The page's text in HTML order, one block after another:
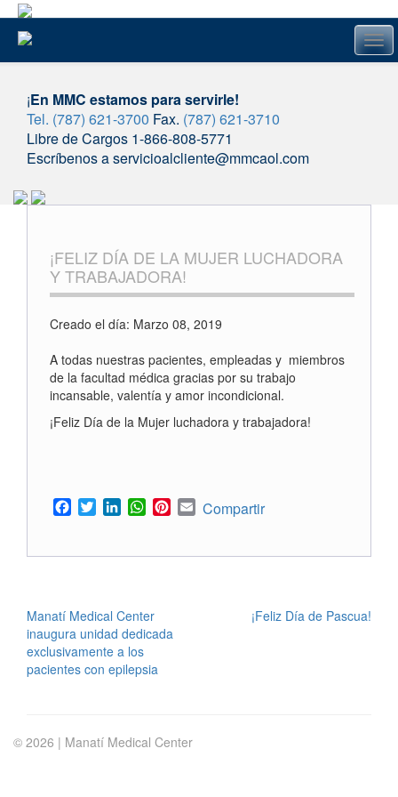
¡En MMC estamos para servirle!
Tel. (787) 621-3700 Fax. (787) 621-3710
Libre de Cargos 1-866-808-5771
Escríbenos a servicioalcliente@mmcaol.com
¡FELIZ DÍA DE LA MUJER LUCHADORA
Y TRABAJADORA!
Creado el día: Marzo 08, 2019
A todas nuestras pacientes, empleadas y miembros
de la facultad médica gracias por su trabajo
incansable, valentía y amor incondicional.
¡Feliz Día de la Mujer luchadora y trabajadora!
Facebook
TwitterLinkedInWhatsApp
Pinterest
Email
Compartir
POST
NAVIGATION
Manatí Medical Center
inaugura unidad dedicada
exclusivamente a los
pacientes con epilepsia
¡Feliz Día de Pascua!
© 2026 | Manatí Medical Center